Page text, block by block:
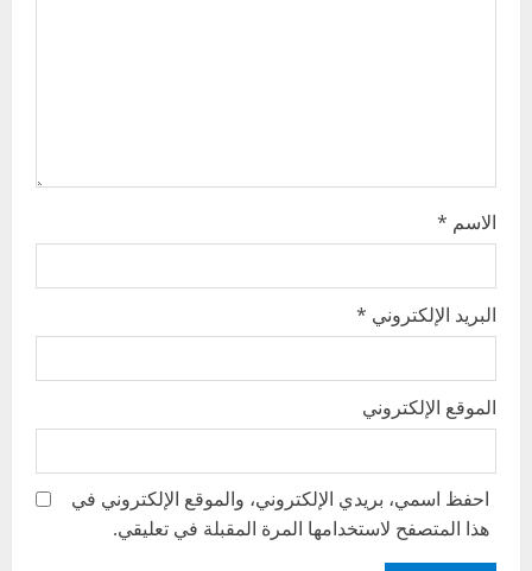
الاسم *
البريد الإلكتروني *
الموقع الإلكتروني
احفظ اسمي، بريدي الإلكتروني، والموقع الإلكتروني في
هذا المتصفح لاستخدامها المرة المقبلة في تعليقي.